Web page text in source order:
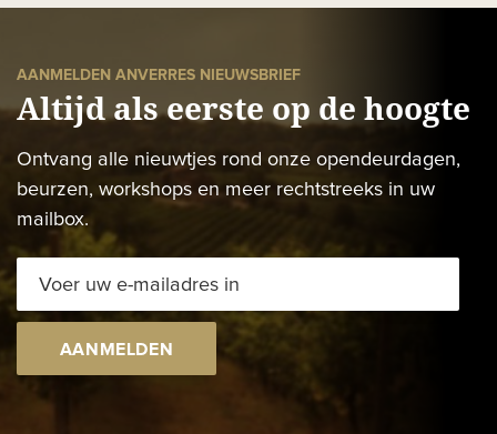
AANMELDEN ANVERRES NIEUWSBRIEF
Altijd als eerste op de hoogte
Ontvang alle nieuwtjes rond onze opendeurdagen,
beurzen, workshops en meer rechtstreeks in uw
mailbox.
AANMELDEN